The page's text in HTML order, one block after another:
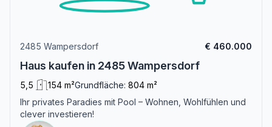
2485 Wampersdorf € 460.000
Haus kaufen in 2485 Wampersdorf
5,5 154 m²Grundfläche: 804 m²
Ihr privates Paradies mit Pool – Wohnen, Wohlfühlen und
clever investieren!